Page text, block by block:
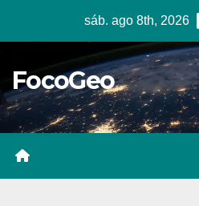
sáb. ago 8th, 2026
FocoGeo